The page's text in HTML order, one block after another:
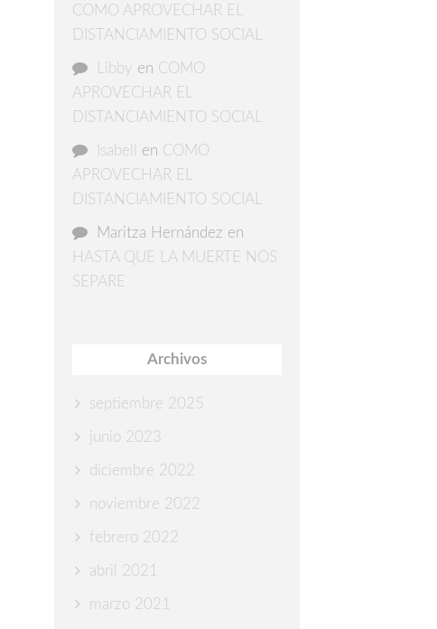
COMO APROVECHAR EL
DISTANCIAMIENTO SOCIAL
Libby en COMO
APROVECHAR EL
DISTANCIAMIENTO SOCIAL
Isabell en COMO
APROVECHAR EL
DISTANCIAMIENTO SOCIAL
Maritza Hernández en
HASTA QUE LA MUERTE NOS
SEPARE
Archivos
septiembre 2025
junio 2023
diciembre 2022
noviembre 2022
febrero 2022
abril 2021
marzo 2021